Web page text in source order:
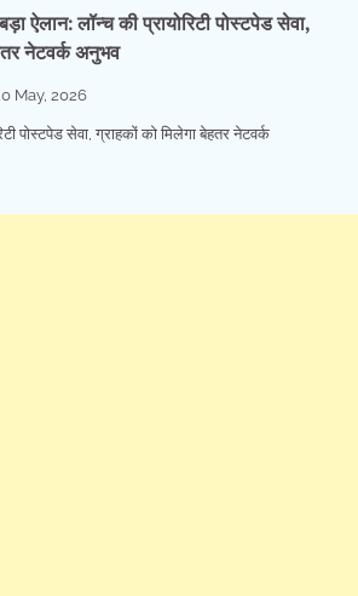
लॉन्च की प्रायोरिटी पोस्टपेड सेवा,
नेटवर्क अनुभव
May, 2026
पोस्टपेड सेवा, ग्राहकों को मिलेगा बेहतर नेटवर्क